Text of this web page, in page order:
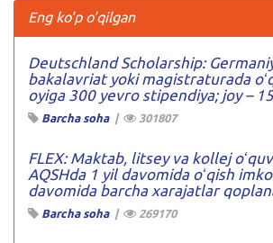
Eng ko'p o'qilgan
Deutschland Scholarship:
bakalavriat yoki magistraturada
oyiga 300 yevro stipendiya; joy –
Barcha soha| 301807
FLEX: Maktab, litsey va kollej
AQSHda 1 yil davomida oʻqish
davomida barcha xarajatlar
Barcha soha| 269170